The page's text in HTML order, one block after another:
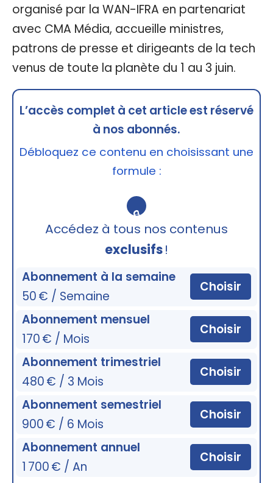
organisé par la WAN-IFRA en partenariat
avec CMA Média, accueille ministres,
patrons de presse et dirigeants de la tech
venus de toute la planète du 1 au 3 juin.
L’accès complet à cet article est réservé
à nos abonnés.
Débloquez ce contenu en choisissant une
formule :
🔒
Accédez à tous nos contenus
exclusifs!
Abonnement à la semaine
50 € / Semaine
Choisir
Abonnement mensuel
170 € / Mois
Choisir
Abonnement trimestriel
480 € / 3 Mois
Choisir
Abonnement semestriel
900 € / 6 Mois
Choisir
Abonnement annuel
1 700 € / An
Choisir